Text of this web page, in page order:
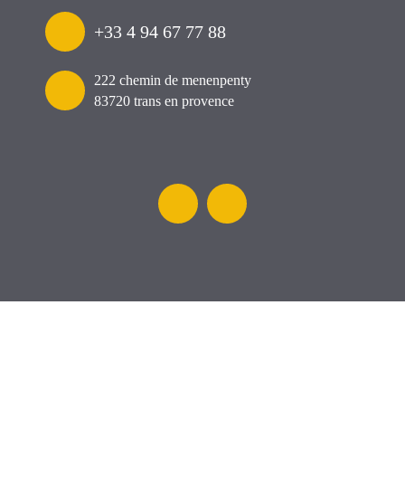
+33 4 94 67 77 88
222 chemin de menenpenty
83720 trans en provence